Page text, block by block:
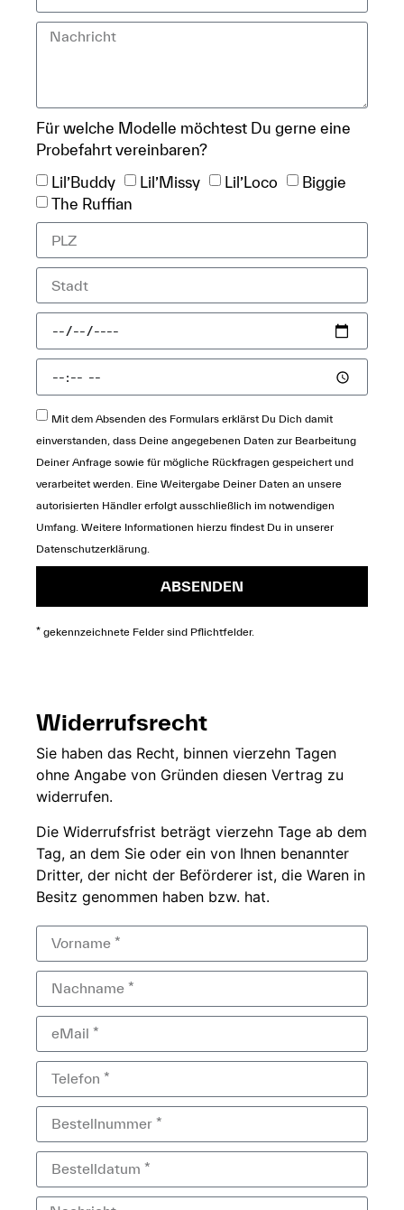
Für welche Modelle möchtest Du gerne eine
Probefahrt vereinbaren?
Lil’Buddy
Lil’Missy Lil’Loco
Biggie
The Ruffian
Mit dem Absenden des Formulars erklärst Du Dich damit
einverstanden, dass Deine angegebenen Daten zur Bearbeitung
Deiner Anfrage sowie für mögliche Rückfragen gespeichert und
verarbeitet werden. Eine Weitergabe Deiner Daten an unsere
autorisierten Händler erfolgt ausschließlich im notwendigen
Umfang. Weitere Informationen hierzu findest Du in unserer
Datenschutzerklärung
ABSENDEN
* gekennzeichnete Felder sind Pflichtfelder.
Widerrufsrecht
Sie haben das Recht, binnen vierzehn Tagen
ohne Angabe von Gründen diesen Vertrag zu
widerrufen.
Die Widerrufsfrist beträgt vierzehn Tage ab dem
Tag, an dem Sie oder ein von Ihnen benannter
Dritter, der nicht der Beförderer ist, die Waren in
Besitz genommen haben bzw. hat.